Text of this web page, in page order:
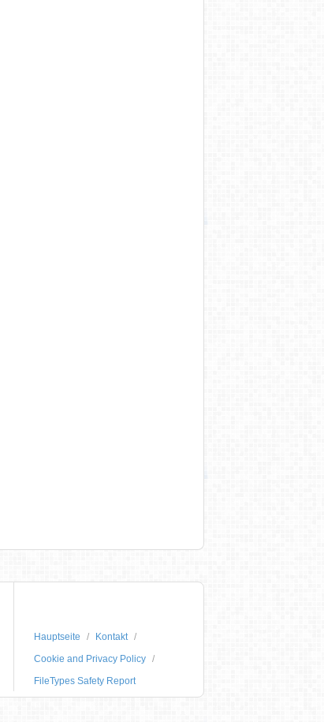
Hauptseite
Kontakt
Cookie and Privacy Policy
FileTypes Safety Report